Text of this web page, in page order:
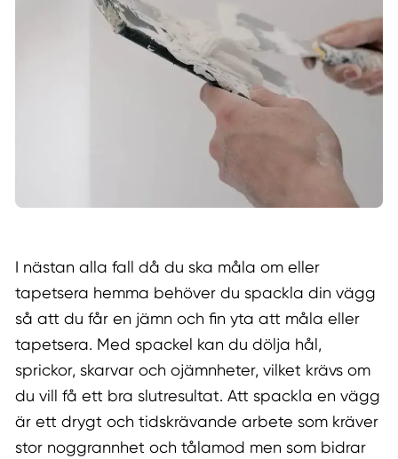
I nästan alla fall då du ska måla om eller
tapetsera hemma behöver du spackla din vägg
så att du får en jämn och fin yta att måla eller
tapetsera. Med spackel kan du dölja hål,
sprickor, skarvar och ojämnheter, vilket krävs om
du vill få ett bra slutresultat. Att spackla en vägg
är ett drygt och tidskrävande arbete som kräver
stor noggrannhet och tålamod men som bidrar